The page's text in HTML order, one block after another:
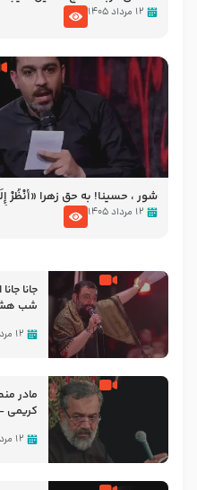
۱۲ مرداد ۱۴۰۵
شور ، حسینا! به‌ حق زهرا «أُنْظُرْ
محرّم 1405
۱۲ مرداد ۱۴۰۵
جانا
۱۲ مرداد ۱۴۰۵
مادر
کریمی
۱۲ مرداد ۱۴۰۵